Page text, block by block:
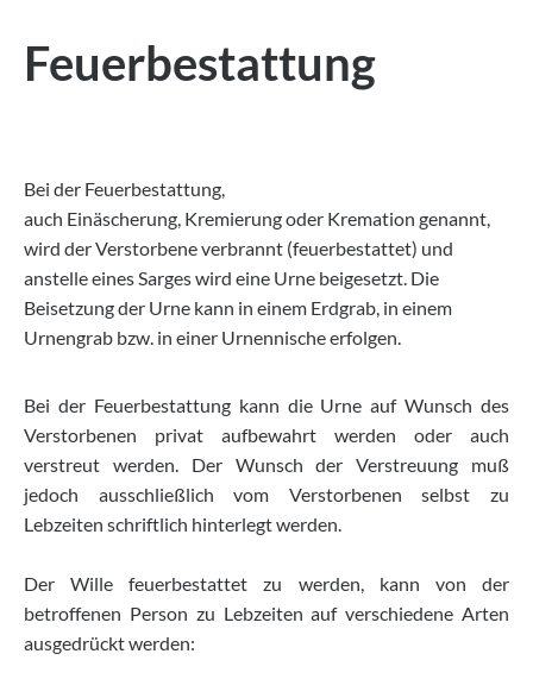
Feuerbestattung
Bei der Feuerbestattung,
auch Einäscherung, Kremierung oder Kremation genannt,
wird der Verstorbene verbrannt (feuerbestattet) und
anstelle eines Sarges wird eine Urne beigesetzt. Die
Beisetzung der Urne kann in einem Erdgrab, in einem
Urnengrab bzw. in einer Urnennische erfolgen.
Bei der Feuerbestattung kann die Urne auf Wunsch des
Verstorbenen privat aufbewahrt werden oder auch
verstreut werden. Der Wunsch der Verstreuung muß
jedoch ausschließlich vom Verstorbenen selbst zu
Lebzeiten schriftlich hinterlegt werden.
Der Wille feuerbestattet zu werden, kann von der
betroffenen Person zu Lebzeiten auf verschiedene Arten
ausgedrückt werden: